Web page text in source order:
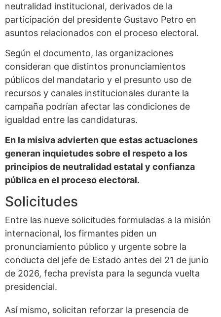
neutralidad institucional, derivados de la
participación del presidente Gustavo Petro en
asuntos relacionados con el proceso electoral.
Según el documento, las organizaciones
consideran que distintos pronunciamientos
públicos del mandatario y el presunto uso de
recursos y canales institucionales durante la
campaña podrían afectar las condiciones de
igualdad entre las candidaturas.
En la misiva advierten que estas actuaciones
generan inquietudes sobre el respeto a los
principios de neutralidad estatal y confianza
pública en el proceso electoral.
Solicitudes
Entre las nueve solicitudes formuladas a la misión
internacional, los firmantes piden un
pronunciamiento público y urgente sobre la
conducta del jefe de Estado antes del 21 de junio
de 2026, fecha prevista para la segunda vuelta
presidencial.
Así mismo, solicitan reforzar la presencia de